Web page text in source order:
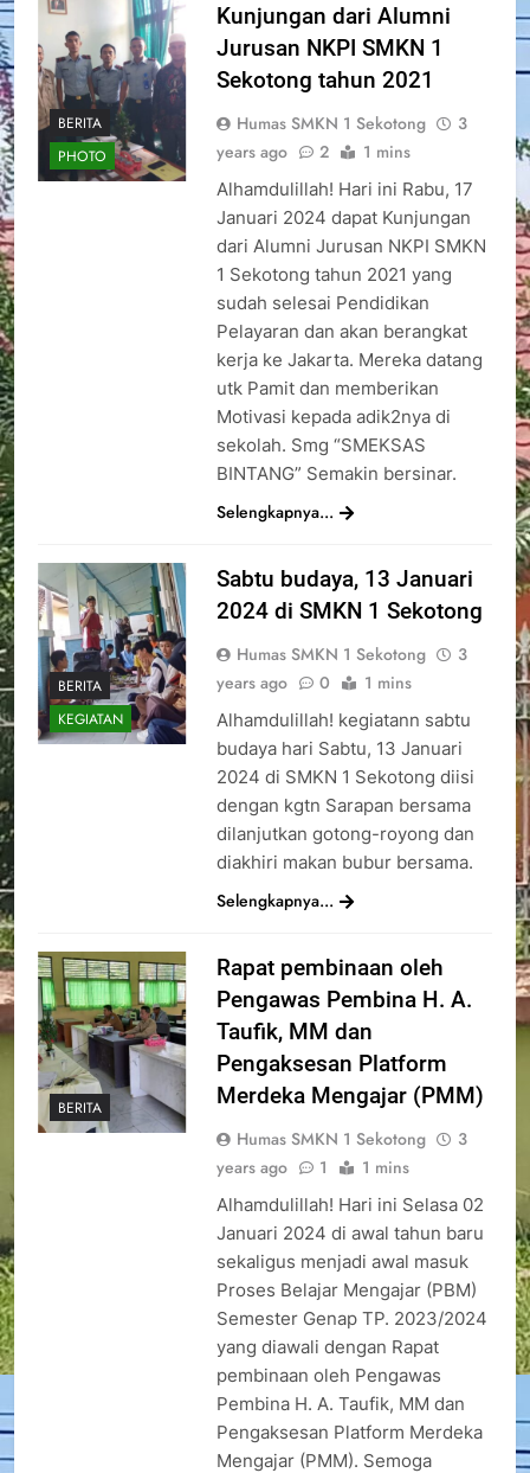
BERITA
PHOTO
Kunjungan dari Alumni
Jurusan NKPI SMKN 1
Sekotong tahun 2021
Humas SMKN 1 Sekotong
3
years ago
2 1 mins
Alhamdulillah! Hari ini Rabu, 17
Januari 2024 dapat Kunjungan
dari Alumni Jurusan NKPI SMKN
1 Sekotong tahun 2021 yang
sudah selesai Pendidikan
Pelayaran dan akan berangkat
kerja ke Jakarta. Mereka datang
utk Pamit dan memberikan
Motivasi kepada adik2nya di
sekolah. Smg “SMEKSAS
BINTANG” Semakin bersinar.
Selengkapnya...
BERITA
KEGIATAN
Sabtu budaya, 13 Januari
2024 di SMKN 1 Sekotong
Humas SMKN 1 Sekotong
3
years ago
0 1 mins
Alhamdulillah! kegiatann sabtu
budaya hari Sabtu, 13 Januari
2024 di SMKN 1 Sekotong diisi
dengan kgtn Sarapan bersama
dilanjutkan gotong-royong dan
diakhiri makan bubur bersama.
Selengkapnya...
BERITA
Rapat pembinaan oleh
Pengawas Pembina H. A.
Taufik, MM dan
Pengaksesan Platform
Merdeka Mengajar (PMM)
Humas SMKN 1 Sekotong
3
years ago
1 1 mins
Alhamdulillah! Hari ini Selasa 02
Januari 2024 di awal tahun baru
sekaligus menjadi awal masuk
Proses Belajar Mengajar (PBM)
Semester Genap TP. 2023/2024
yang diawali dengan Rapat
pembinaan oleh Pengawas
Pembina H. A. Taufik, MM dan
Pengaksesan Platform Merdeka
Mengajar (PMM). Semoga